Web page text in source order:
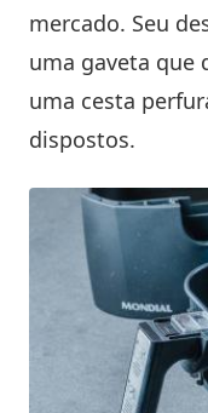
mercado. Seu
uma gaveta que
uma cesta
dispostos.